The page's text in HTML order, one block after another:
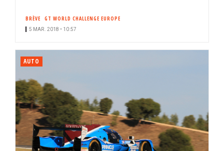
BRÈVE GT WORLD CHALLENGE EUROPE
5 MAR. 2018 • 10:57
AUTO